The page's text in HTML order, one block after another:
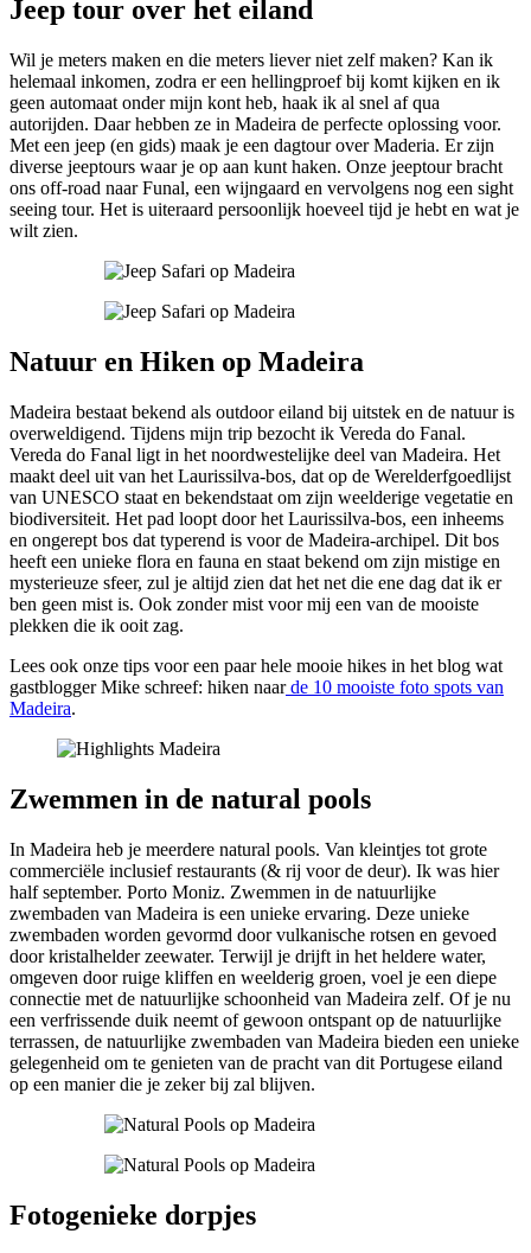
Jeep tour over het eiland
Wil je meters maken en die meters liever niet zelf maken? Kan ik
helemaal inkomen, zodra er een hellingproef bij komt kijken en ik
geen automaat onder mijn kont heb, haak ik al snel af qua
autorijden. Daar hebben ze in Madeira de perfecte oplossing voor.
Met een jeep (en gids) maak je een dagtour over Maderia. Er zijn
diverse jeeptours waar je op aan kunt haken. Onze jeeptour bracht
ons off-road naar Funal, een wijngaard en vervolgens nog een sight
seeing tour. Het is uiteraard persoonlijk hoeveel tijd je hebt en wat je
wilt zien.
Natuur en Hiken op Madeira
Madeira bestaat bekend als outdoor eiland bij uitstek en de natuur is
overweldigend. Tijdens mijn trip bezocht ik Vereda do Fanal.
Vereda do Fanal ligt in het noordwestelijke deel van Madeira. Het
maakt deel uit van het Laurissilva-bos, dat op de Werelderfgoedlijst
van UNESCO staat en bekendstaat om zijn weelderige vegetatie en
biodiversiteit. Het pad loopt door het Laurissilva-bos, een inheems
en ongerept bos dat typerend is voor de Madeira-archipel. Dit bos
heeft een unieke flora en fauna en staat bekend om zijn mistige en
mysterieuze sfeer, zul je altijd zien dat het net die ene dag dat ik er
ben geen mist is. Ook zonder mist voor mij een van de mooiste
plekken die ik ooit zag.
Lees ook onze tips voor een paar hele mooie hikes in het blog wat
gastblogger Mike schreef: hiken naarde 10 mooiste foto spots van
Madeira.
Zwemmen in de natural pools
In Madeira heb je meerdere natural pools. Van kleintjes tot grote
commerciële inclusief restaurants (& rij voor de deur). Ik was hier
half september. Porto Moniz. Zwemmen in de natuurlijke
zwembaden van Madeira is een unieke ervaring. Deze unieke
zwembaden worden gevormd door vulkanische rotsen en gevoed
door kristalhelder zeewater. Terwijl je drijft in het heldere water,
omgeven door ruige kliffen en weelderig groen, voel je een diepe
connectie met de natuurlijke schoonheid van Madeira zelf. Of je nu
een verfrissende duik neemt of gewoon ontspant op de natuurlijke
terrassen, de natuurlijke zwembaden van Madeira bieden een unieke
gelegenheid om te genieten van de pracht van dit Portugese eiland
op een manier die je zeker bij zal blijven.
Fotogenieke dorpjes